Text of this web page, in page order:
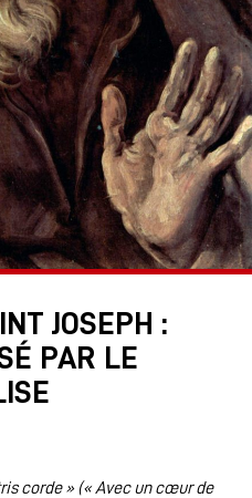
JOSEPH :
PAR LE
corde » (« Avec un cœur de